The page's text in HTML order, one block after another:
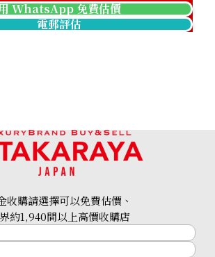
WhatsApp 免費估價
電郵評估
收購請選擇可以免費估價、
約1,940間以上高價收購店